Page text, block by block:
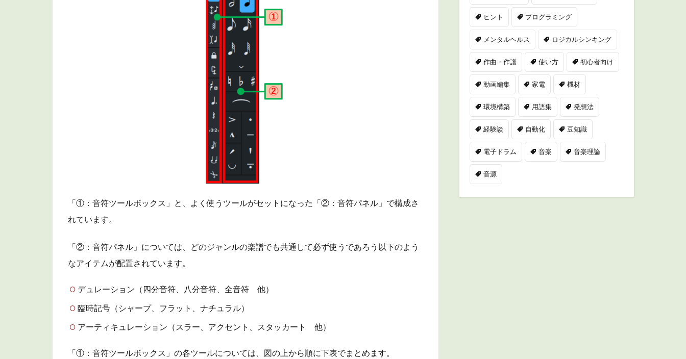
「①：音符ツールボックス」と、よく使うツールがセットになった「②：音符パネル」で構成さ
れています。
「②：音符パネル」については、どのジャンルの楽譜でも共通して必ず使うであろう以下のよう
なアイテムが配置されています。
デュレーション（四分音符、八分音符、全音符 他）
臨時記号（シャープ、フラット、ナチュラル）
アーティキュレーション（スラー、アクセント、スタッカート 他）
「①：音符ツールボックス」の各ツールについては、図の上から順に下表でまとめます。
ヒント プログラミング
メンタルヘルス ロジカルシンキング
作曲・作譜 使い方 初心者向け
動画編集 家電 機材
環境構築 用語集 発想法
経験談 自動化 豆知識
電子ドラム 音楽 音楽理論
音源